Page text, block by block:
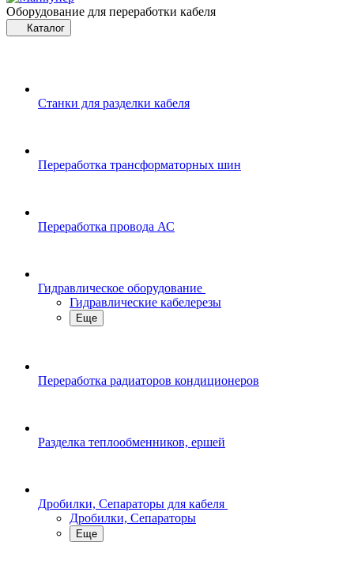
Оборудование для переработки кабеля
Каталог
Станки для разделки кабеля
Переработка трансформаторных шин
Переработка провода АС
Гидравлическое оборудование
Гидравлические кабелерезы
Еще
Переработка радиаторов кондиционеров
Разделка теплообменников, ершей
Дробилки, Сепараторы для кабеля
Дробилки, Сепараторы
Еще